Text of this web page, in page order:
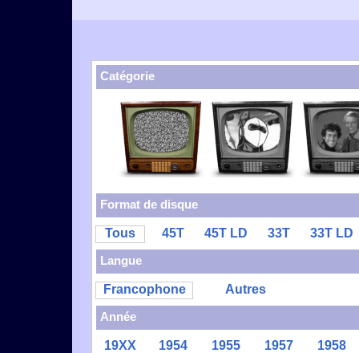
Catégorie
Format de disque
Tous 45T 45T LD 33T
33T LD
Langue
Francophone
Autres
Année
19XX 1954 1955 1957
1958